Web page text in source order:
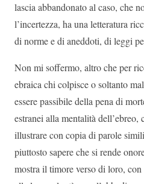
lascia abbandonato al caso, che
l’incertezza, ha una letteratura
di norme e di aneddoti, di leggi
Non mi soffermo, altro che per
ebraica chi colpisce o soltanto
essere passibile della pena di
estranei alla mentalità dell’ebreo,
illustrare con copia di parole
piuttosto sapere che si rende
mostra il timore verso di loro,